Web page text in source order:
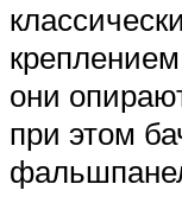
они
при этом